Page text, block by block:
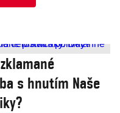
s hnutím Naše